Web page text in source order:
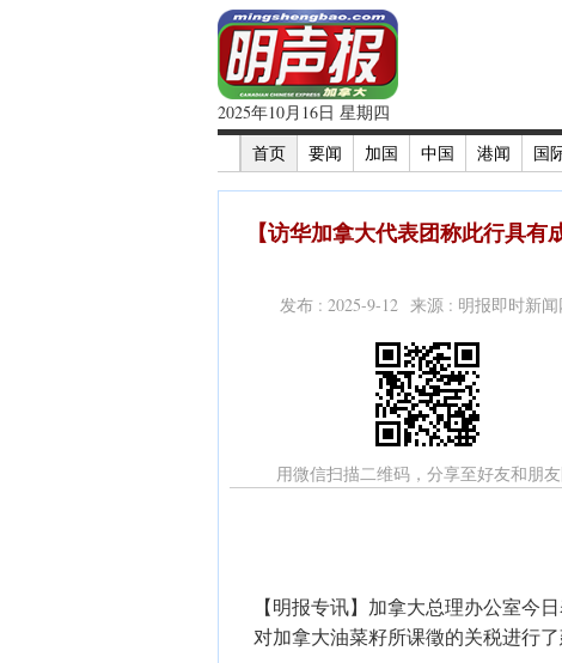
2025年10月16日 星期四
首页
要闻 加国 中国 港闻 国
【访华加拿大代表团称此行具
发布 : 2025-9-12 来源 : 明报即时新闻
用微信扫描二维码，分享至好友和朋
【明报专讯】加拿大总理办公室今
对加拿大油菜籽所课徵的关税进行了